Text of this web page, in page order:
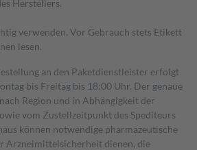
Herstellers.
verwenden. Vor Gebrauch stets Etikett
lesen.
an den Paketdienstleister erfolgt
bis Freitag bis 18:00 Uhr. Der genaue
Region und in Abhängigkeit der
vom Zustellzeitpunkt des Spediteurs
können notwendige pharmazeutische
Arzneimittelsicherheit dienen, die